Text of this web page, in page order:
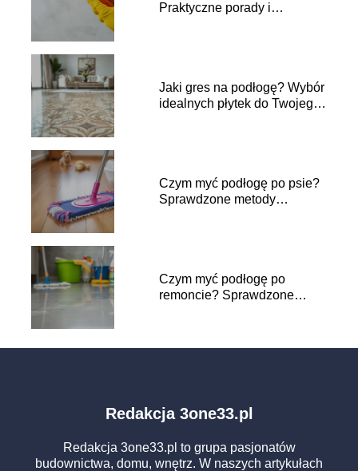
Praktyczne porady i
Jaki gres na podłogę? Wybór
idealnych płytek do Twojego
Czym myć podłogę po psie?
Sprawdzone metody
Czym myć podłogę po
remoncie? Sprawdzone
Redakcja 3one33.pl
Redakcja 3one33.pl to grupa pasjonatów
budownictwa, domu, wnętrz. W naszych artykułach